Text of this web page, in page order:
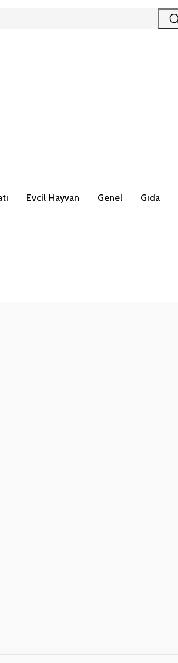
Evcil Hayvan Genel Gıda